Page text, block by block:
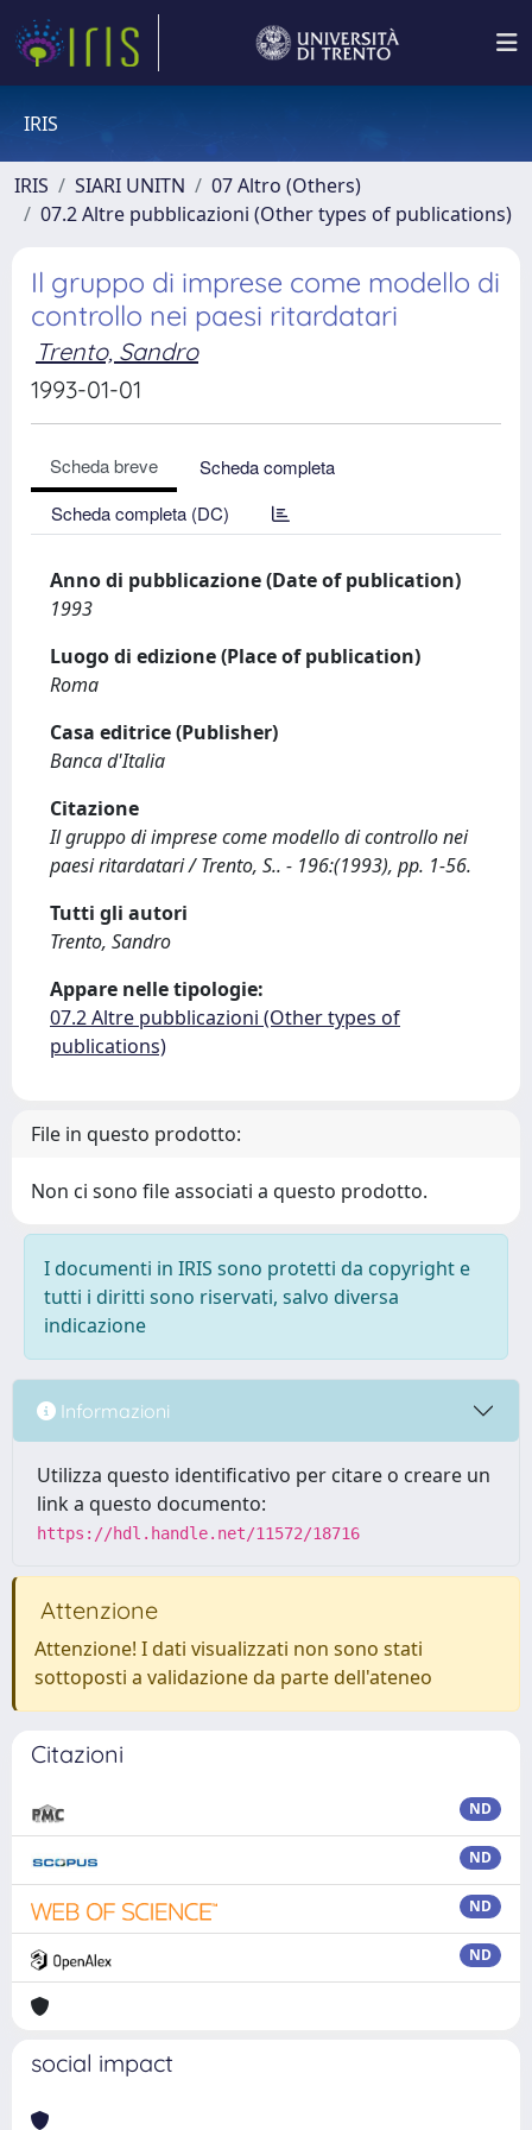
IRIS
IRIS SIARI UNITN
07 Altro (Others)
07.2 Altre pubblicazioni (Other types of publications)
Il gruppo di imprese come modello di
controllo nei paesi ritardatari
Trento, Sandro
1993-01-01
Scheda breve
Scheda completa
Scheda completa (DC)
Anno di pubblicazione (Date of publication)
1993
Luogo di edizione (Place of publication)
Roma
Casa editrice (Publisher)
Banca d'Italia
Citazione
Il gruppo di imprese come modello di controllo nei
paesi ritardatari / Trento, S.. - 196:(1993), pp. 1-56.
Tutti gli autori
Trento, Sandro
Appare nelle tipologie:
07.2 Altre pubblicazioni (Other types of
publications)
File in questo prodotto:
Non ci sono file associati a questo prodotto.
I documenti in IRIS sono protetti da copyright e
tutti i diritti sono riservati, salvo diversa
indicazione
Informazioni
Utilizza questo identificativo per citare o creare un
link a questo documento:
https://hdl.handle.net/11572/18716
Attenzione
Attenzione! I dati visualizzati non sono stati
sottoposti a validazione da parte dell'ateneo
Citazioni
ND
ND
ND
ND
social impact